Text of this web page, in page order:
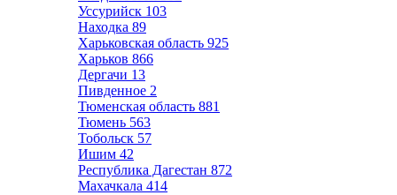
Уссурийск 103
Находка 89
Харьковская область 925
Харьков 866
Дергачи 13
Пивденное 2
Тюменская область 881
Тюмень 563
Тобольск 57
Ишим 42
Республика Дагестан 872
Махачкала 414